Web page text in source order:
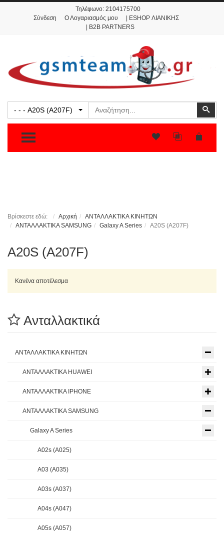
Τηλέφωνο: 2104175700
Σύνδεση
Ο Λογαριασμός μου
| ESHOP ΛΙΑΝΙΚΗΣ
| B2B PARTNERS
- - - A20S (A207F)
TOGGLE MENU
Βρίσκεστε εδώ: Αρχική
ΑΝΤΑΛΛΑΚΤΙΚΑ ΚΙΝΗΤΩΝ
ΑΝΤΑΛΛΑΚΤΙΚΑ SAMSUNG
Galaxy A Series A20S (A207F)
A20S (A207F)
Κανένα αποτέλεσμα
Ανταλλακτικά
ΑΝΤΑΛΛΑΚΤΙΚΑ ΚΙΝΗΤΩΝ
ΑΝΤΑΛΛΑΚΤΙΚΑ HUAWEI
ΑΝΤΑΛΛΑΚΤΙΚΑ IPHONE
ΑΝΤΑΛΛΑΚΤΙΚΑ SAMSUNG
Galaxy A Series
A02s (A025)
A03 (A035)
A03s (A037)
A04s (A047)
A05s (A057)